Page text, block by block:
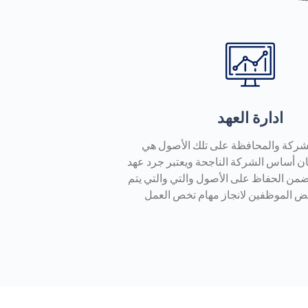
ادارة العهد
والمحافظة على تلك الأصول هي
أساس الشركة الناجحة ويعتبر جرد عهد
الحفاظ على الأصول والتي والتي يتم
الموظفين لانجاز مهام تخص العمل